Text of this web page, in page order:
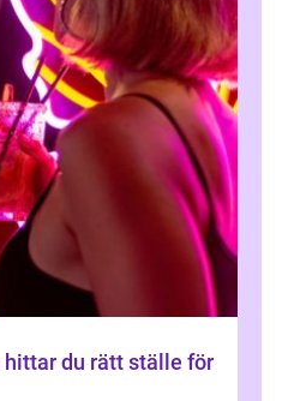
hittar du rätt ställe för